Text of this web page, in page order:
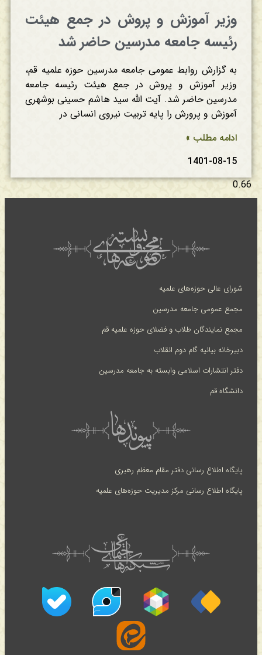
وزیر آموزش و پروش در جمع هیئت
رئیسه جامعه مدرسین حاضر شد
به گزارش روابط عمومی جامعه مدرسین حوزه علمیه قم،
وزیر آموزش و پروش در جمع هیئت رئیسه جامعه
مدرسین حاضر شد. آیت الله سید هاشم حسینی بوشهری
آموزش و پرورش را پایه تربیت نیروی انسانی در
ادامه مطلب »
1401-08-15
شورای عالی حوزه‌های علمیه
مجمع عمومی جامعه مدرسین
مجمع نمایندگان طلاب و فضلای حوزه علمیه قم
دبیرخانه بیانیه گام دوم انقلاب
دفتر انتشارات اسلامی وابسته به جامعه مدرسین
دانشگاه قم
پایگاه اطلاع رسانی دفتر مقام معظم رهبری
پایگاه اطلاع رسانی مرکز مدیریت حوزه‌های علمیه